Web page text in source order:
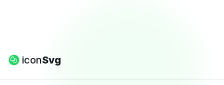
iconSvg